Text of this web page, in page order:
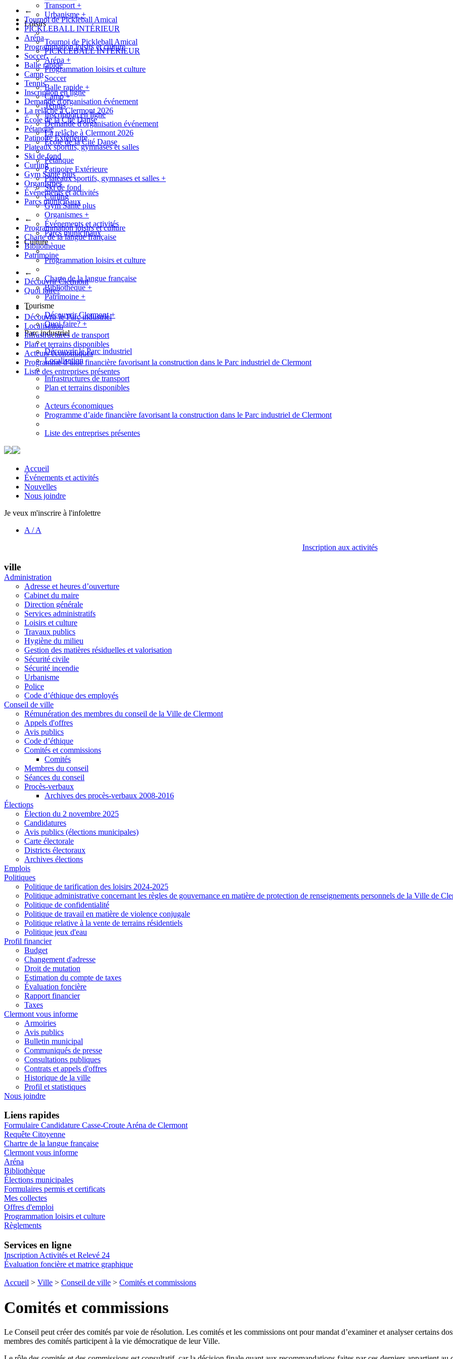
←
Tournoi de Pickleball Amical
PICKLEBALL INTÉRIEUR
Aréna
Programmation loisirs et culture
Soccer
Balle rapide
Camp
Tennis
Inscription en ligne
Demande d'organisation événement
La relâche à Clermont 2026
École de la Cité Danse
Pétanque
Patinoire Extérieure
Plateaux sportifs, gymnases et salles
Ski de fond
Curling
Gym Santé plus
Organismes
Événements et activités
Parcs municipaux
←
Programmation loisirs et culture
Charte de la langue française
Bibliothèque
Patrimoine
←
Découvrir Clermont
Quoi faire?
←
Découvrir le Parc industriel
Localisation
Infrastructures de transport
Plan et terrains disponibles
Acteurs économiques
Programme d’aide financière favorisant la construction dans le Parc industriel de Clermont
Liste des entreprises présentes
Transport +
Urbanisme +
Loisirs
Tournoi de Pickleball Amical
PICKLEBALL INTÉRIEUR
Aréna +
Programmation loisirs et culture
Soccer
Balle rapide +
Camp+
Tennis
Inscription en ligne
Demande d'organisation événement
La relâche à Clermont 2026
École de la Cité Danse
Pétanque
Patinoire Extérieure
Plateaux sportifs, gymnases et salles +
Ski de fond
Curling
Gym Santé plus
Organismes +
Événements et activités
Parcs municipaux
Culture
Programmation loisirs et culture
Charte de la langue française
Bibliothèque+
Patrimoine +
Tourisme
Découvrir Clermont+
Quoi faire? +
Parc industriel
Découvrir le Parc industriel
Localisation
Infrastructures de transport
Plan et terrains disponibles
Acteurs économiques
Programme d’aide financière favorisant la construction dans le Parc industriel de Clermont
Liste des entreprises présentes
Accueil
Événements et activités
Nouvelles
Nous joindre
Je veux m'inscrire à l'infolettre
A /A
Inscription aux activités
ville
Administration
Adresse et heures d’ouverture
Cabinet du maire
Direction générale
Services administratifs
Loisirs et culture
Travaux publics
Hygiène du milieu
Gestion des matières résiduelles et valorisation
Sécurité civile
Sécurité incendie
Urbanisme
Police
Code d’éthique des employés
Conseil de ville
Rémunération des membres du conseil de la Ville de Clermont
Appels d'offres
Avis publics
Code d’éthique
Comités et commissions
Comités
Membres du conseil
Séances du conseil
Procès-verbaux
Archives des procès-verbaux 2008-2016
Élections
Élection du 2 novembre 2025
Candidatures
Avis publics (élections municipales)
Carte électorale
Districts électoraux
Archives élections
Emplois
Politiques
Politique de tarification des loisirs 2024-2025
Politique administrative concernant les règles de gouvernance en matière de protection de renseignements personnels de la Ville de
Politique de confidentialité
Politique de travail en matière de violence conjugale
Politique relative à la vente de terrains résidentiels
Politique jeux d'eau
Profil financier
Budget
Changement d'adresse
Droit de mutation
Estimation du compte de taxes
Évaluation foncière
Rapport financier
Taxes
Clermont vous informe
Armoiries
Avis publics
Bulletin municipal
Communiqués de presse
Consultations publiques
Contrats et appels d'offres
Historique de la ville
Profil et statistiques
Nous joindre
Liens rapides
Formulaire Candidature Casse-Croute Aréna de Clermont
Requête Citoyenne
Chartre de la langue française
Clermont vous informe
Aréna
Bibliothèque
Élections municipales
Formulaires permis et certificats
Mes collectes
Offres d'emploi
Programmation loisirs et culture
Règlements
Services en ligne
Inscription Activités et Relevé 24
Évaluation foncière et matrice graphique
Accueil > Ville > Conseil de ville > Comités et commissions
Comités et commissions
Le Conseil peut créer des comités par voie de résolution. Les comités et les commissions ont pour mandat d’examiner et analyser certains
membres des comités participent à la vie démocratique de leur Ville.